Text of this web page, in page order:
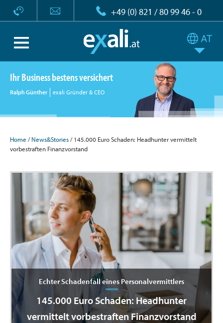
+49 (0) 821 / 80 99 46 - 0
Ihr Business bestens versichert
Ralph Günther exali Gründer & CEO
Home /News&Stories/ 145.000 Euro Schaden: Headhunter vermittelt
vorbestraften Finanzvorstand
Echter Schadenfall eines Personalvermittlers
145.000 Euro Schaden: Headhunter
vermittelt vorbestraften Finanzvorstand